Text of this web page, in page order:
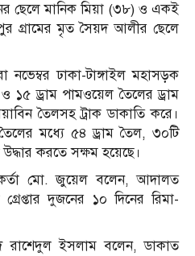
ছেলে মানিক মিয়া (৩৮) ও একই
গ্রামের মৃত সৈয়দ আলীর ছেলে
ঢাকা-টাঙ্গাইল মহাসড়ক
১৫ ড্রাম পামওয়েল তৈলের ড্রাম
তৈলসহ ট্রাক ডাকাতি করে।
মধ্যে ৫৪ ড্রাম তৈল, ৩০টি
করতে সক্ষম হয়েছে।
মো. জুয়েল বলেন, আদালত
দুজনের ১০ দিনের রিমা-
রাশেদুল ইসলাম বলেন, ডাকাত